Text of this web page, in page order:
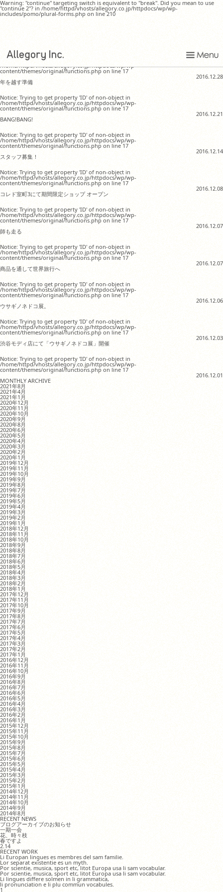
Warning: "continue" targeting switch is equivalent to "break". Did you mean to use
"continue 2"? in /home/httpd/vhosts/allegory.co.jp/httpdocs/wp/wp-
includes/pomo/plural-forms.php on line 210
Notice: Trying to get property 'ID' of non-object in
/home/httpd/vhosts/allegory.co.jp/httpdocs/wp/wp-
content/themes/original/functions.php on line 17
2016.12.28
年を越す準備
Notice: Trying to get property 'ID' of non-object in
/home/httpd/vhosts/allegory.co.jp/httpdocs/wp/wp-
content/themes/original/functions.php on line 17
2016.12.21
BANG!BANG!
Notice: Trying to get property 'ID' of non-object in
/home/httpd/vhosts/allegory.co.jp/httpdocs/wp/wp-
content/themes/original/functions.php on line 17
2016.12.14
スタッフ募集！
Notice: Trying to get property 'ID' of non-object in
/home/httpd/vhosts/allegory.co.jp/httpdocs/wp/wp-
content/themes/original/functions.php on line 17
2016.12.08
コレド室町3にて期間限定ショップ オープン
Notice: Trying to get property 'ID' of non-object in
/home/httpd/vhosts/allegory.co.jp/httpdocs/wp/wp-
content/themes/original/functions.php on line 17
2016.12.07
師も走る
Notice: Trying to get property 'ID' of non-object in
/home/httpd/vhosts/allegory.co.jp/httpdocs/wp/wp-
content/themes/original/functions.php on line 17
2016.12.07
商品を通して世界旅行へ
Notice: Trying to get property 'ID' of non-object in
/home/httpd/vhosts/allegory.co.jp/httpdocs/wp/wp-
content/themes/original/functions.php on line 17
2016.12.06
ウサギノネドコ展。
Notice: Trying to get property 'ID' of non-object in
/home/httpd/vhosts/allegory.co.jp/httpdocs/wp/wp-
content/themes/original/functions.php on line 17
2016.12.03
渋谷モディ店にて「ウサギノネドコ展」開催
Notice: Trying to get property 'ID' of non-object in
/home/httpd/vhosts/allegory.co.jp/httpdocs/wp/wp-
content/themes/original/functions.php on line 17
2016.12.01
MONTHLY ARCHIVE
2021年8月
2021年4月
2021年1月
2020年12月
2020年11月
2020年10月
2020年9月
2020年8月
2020年6月
2020年5月
2020年4月
2020年3月
2020年2月
2020年1月
2019年12月
2019年11月
2019年10月
2019年9月
2019年8月
2019年7月
2019年6月
2019年5月
2019年4月
2019年3月
2019年2月
2019年1月
2018年12月
2018年11月
2018年10月
2018年9月
2018年8月
2018年7月
2018年6月
2018年5月
2018年4月
2018年3月
2018年2月
2018年1月
2017年12月
2017年11月
2017年10月
2017年9月
2017年8月
2017年7月
2017年6月
2017年5月
2017年4月
2017年3月
2017年2月
2017年1月
2016年12月
2016年11月
2016年10月
2016年9月
2016年8月
2016年7月
2016年6月
2016年5月
2016年4月
2016年3月
2016年2月
2016年1月
2015年12月
2015年11月
2015年10月
2015年9月
2015年8月
2015年7月
2015年6月
2015年5月
2015年4月
2015年3月
2015年2月
2015年1月
2014年12月
2014年11月
2014年10月
2014年9月
2014年8月
RECENT NEWS
ブログアーカイブのお知らせ
一期一会
花、時々枝
春ですよ
2.14
RECENT WORK
Li Europan lingues es membres del sam familie.
Lor separat existentie es un myth.
Por scientie, musica, sport etc, litot Europa usa li sam vocabular.
Por scientie, musica, sport etc, litot Europa usa li sam vocabular.
Li lingues differe solmen in li grammatica,
li pronunciation e li plu commun vocabules.
1